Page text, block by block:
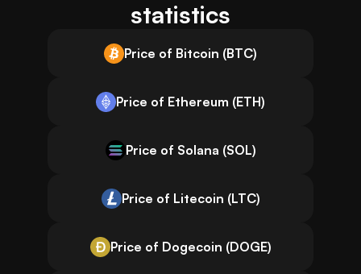
statistics
Price of Bitcoin (BTC)
Price of Ethereum (ETH)
Price of Solana (SOL)
Price of Litecoin (LTC)
Price of Dogecoin (DOGE)